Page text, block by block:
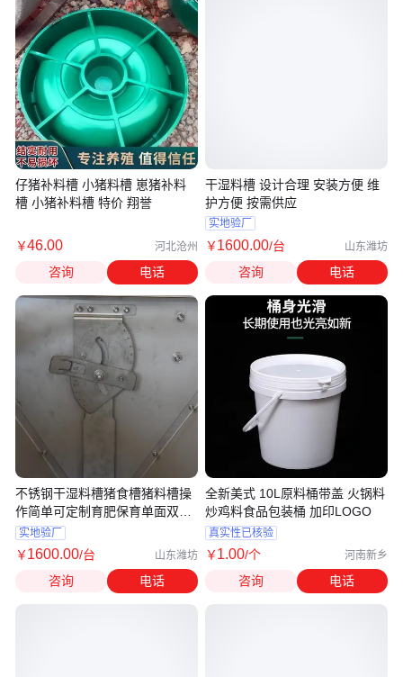
仔猪补料槽 小猪料槽 崽猪补料
槽 小猪补料槽 特价 翔誉
￥46.00 河北沧州
咨询 电话
不锈钢干湿料槽猪食槽猪料槽操
作简单可定制育肥保育单面双面
猪槽
实地验厂
￥1600.00/台 山东潍坊
咨询 电话
干湿料槽 设计合理 安装方便 维
护方便 按需供应
实地验厂
￥1600.00/台 山东潍坊
咨询 电话
全新美式 10L原料桶带盖 火锅料
炒鸡料食品包装桶 加印LOGO
真实性已核验
￥1.00/个 河南新乡
咨询 电话